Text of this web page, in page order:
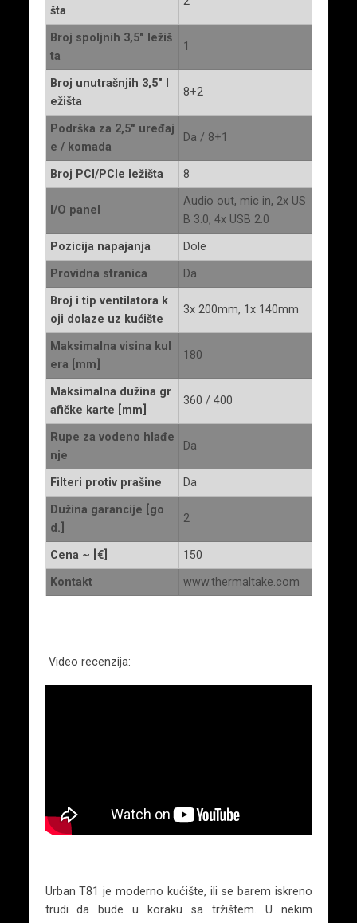
šta
Broj spoljnih 3,5″ ležiš
ta
1
Broj unutrašnjih 3,5″ l
ežišta
8+2
Podrška za 2,5″ uređaj
e / komada
Da / 8+1
Broj PCI/PCIe ležišta 8
I/O panel
Audio out, mic in, 2x US
B 3.0, 4x USB 2.0
Pozicija napajanja Dole
Providna stranica Da
Broj i tip ventilatora k
oji dolaze uz kućište
3x 200mm, 1x 140mm
Maksimalna visina kul
era [mm]
180
Maksimalna dužina gr
afičke karte [mm]
360 / 400
Rupe za vodeno hlađe
nje
Da
Filteri protiv prašine Da
Dužina garancije [go
d.]
2
Cena ~ [€] 150
Kontakt www.thermaltake.com
Video recenzija:
Urban T81 je moderno kućište, ili se barem iskreno
trudi da bude u koraku sa tržištem. U nekim